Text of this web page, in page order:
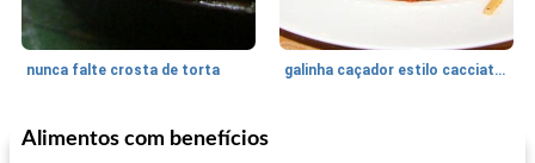
nunca falte crosta de torta galinha caçador estilo cacciatore
1470min
Feriados e Eventos
Alimentos com benefícios